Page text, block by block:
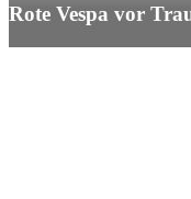
Rote Vespa vor